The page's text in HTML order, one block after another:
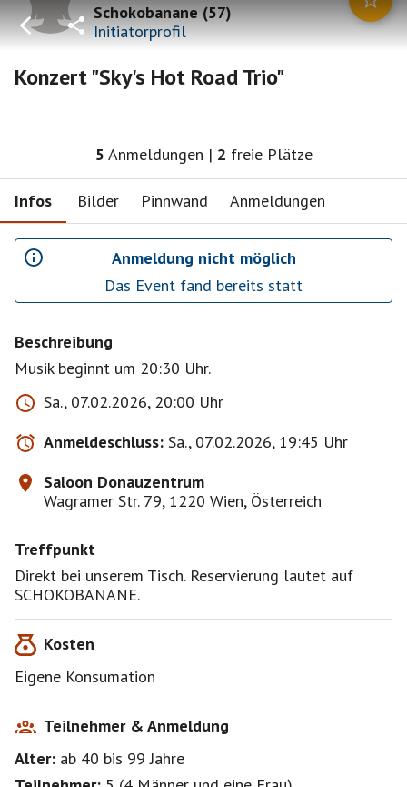
Schokobanane(57)
Initiatorprofil
Konzert "Sky's Hot Road Trio"
5 Anmeldungen | 2 freie Plätze
Infos Bilder Pinnwand Anmeldungen
Anmeldung nicht möglich
Das Event fand bereits statt
Beschreibung
Musik beginnt um 20:30 Uhr.
Sa., 07.02.2026, 20:00 Uhr
Anmeldeschluss: Sa., 07.02.2026, 19:45 Uhr
Saloon Donauzentrum
Wagramer Str. 79, 1220 Wien, Österreich
Treffpunkt
Direkt bei unserem Tisch. Reservierung lautet auf
SCHOKOBANANE.
Kosten
Eigene Konsumation
Teilnehmer & Anmeldung
Alter: ab 40 bis 99Jahre